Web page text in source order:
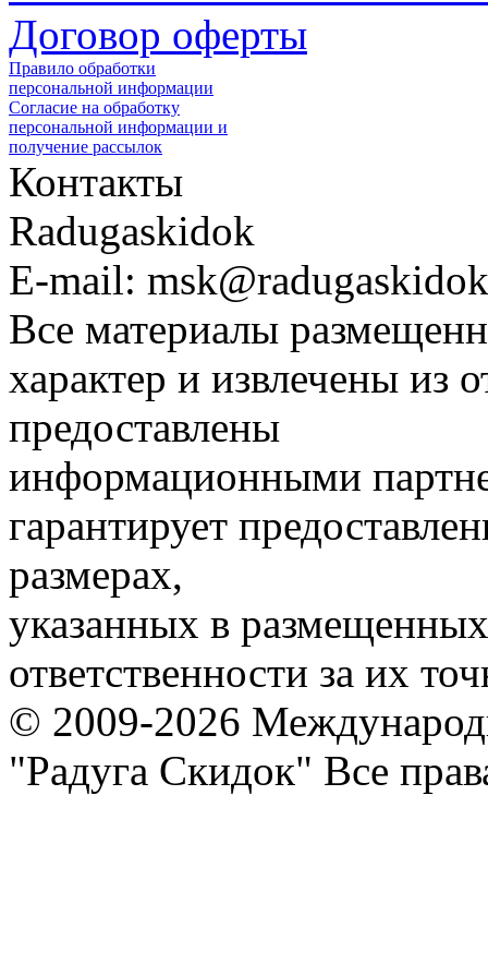
Договор оферты
Правило обработки
персональной информации
Согласие на обработку
персональной информации и
получение рассылок
Контакты
Radugaskidok
E-mail:
Все материалы
характер и извлечены из
предоставлены
информационными
гарантирует
размерах,
указанных в
ответственности за их
© 2009-2026
"Радуга Скидок" Все